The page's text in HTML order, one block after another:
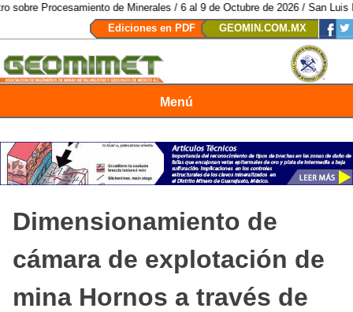
de Minerales / 6 al 9 de Octubre de 2026 / San Luis Potosí, SLP /
Ediciones en PDF
GEOMIN.COM.MX
Menú
Dimensionamiento de
cámara de explotación de
mina Hornos a través de